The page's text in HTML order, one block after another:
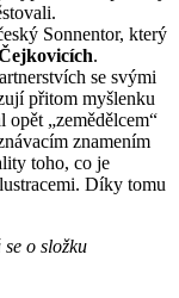
Sonnentor, který
.
se svými
přitom myšlenku
opět „zemědělcem“
znamením
toho, co je
Díky tomu
o složku